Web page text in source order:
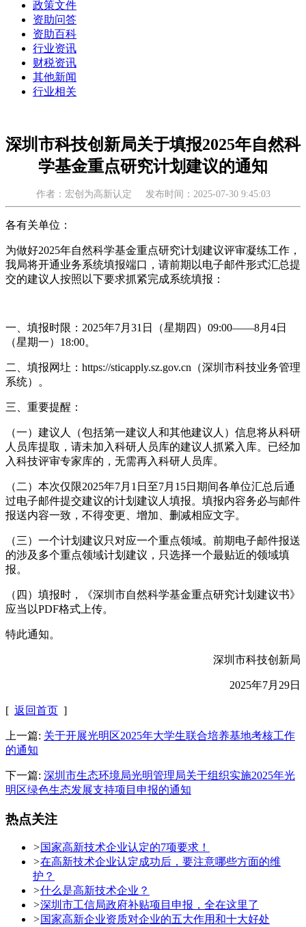
政策文件
资助问答
资助百科
行业资讯
财税资讯
其他新闻
行业相关
深圳市科技创新局关于填报2025年自然科
学基金重点研究计划建议的通知
作者：宏创为高新认定 发布时间：2025-07-30 9:45:03
各有关单位：
为做好2025年自然科学基金重点研究计划建议评审凝练工作，
我局将开通业务系统填报端口，请前期以电子邮件形式汇总提
交的建议人按照以下要求抓紧完成系统填报：
一、填报时限：2025年7月31日（星期四）09:00——8月4日
（星期一）18:00。
二、填报网圵：https://sticapply.sz.gov.cn（深圳市科技业务管理
系统）。
三、重要提醒：
（一）建议人（包括第一建议人和其他建议人）信息将从科研
人员库提取，请未加入科研人员库的建议人抓紧入库。已经加
入科技评审专家库的，无需再入科研人员库。
（二）本次仅限2025年7月1日至7月15日期间各单位汇总后通
过电子邮件提交建议的计划建议人填报。填报内容务必与邮件
报送内容一致，不得变更、增加、删减相应文字。
（三）一个计划建议只对应一个重点领域。前期电子邮件报送
的涉及多个重点领域计划建议，只选择一个最贴近的领域填
报。
（四）填报时，《深圳市自然科学基金重点研究计划建议书》
应当以PDF格式上传。
特此通知。
深圳市科技创新局
2025年7月29日
[ 返回首页 ]
上一篇: 关于开展光明区2025年大学生联合培养基地考核工作
的通知
下一篇: 深圳市生态环境局光明管理局关于组织实施2025年光
明区绿色生态发展支持项目申报的通知
热点关注
>国家高新技术企业认定的7项要求！
>在高新技术企业认定成功后，要注意哪些方面的维
护？
>什么是高新技术企业？
>深圳市工信局政府补贴项目申报，全在这里了
>国家高新企业资质对企业的五大作用和十大好处